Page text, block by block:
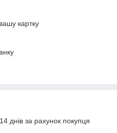
картку
днів за рахунок покупця